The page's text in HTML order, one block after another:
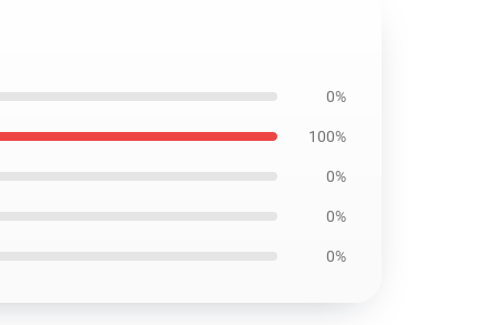
0%
100%
0%
0%
0%